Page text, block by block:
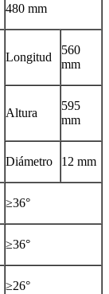
480 mm
Longitud
560
mm
Altura
595
mm
Diámetro 12 mm
≥36°
≥36°
≥26°